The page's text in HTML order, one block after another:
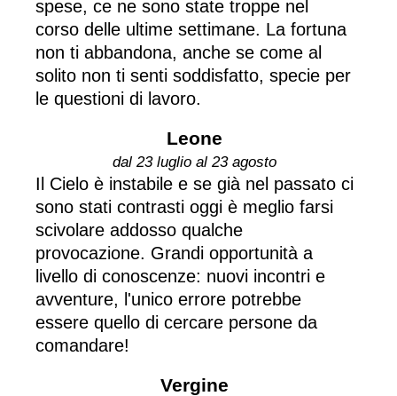
spese, ce ne sono state troppe nel
corso delle ultime settimane. La fortuna
non ti abbandona, anche se come al
solito non ti senti soddisfatto, specie per
le questioni di lavoro.
Leone
dal 23 luglio al 23 agosto
Il Cielo è instabile e se già nel passato ci
sono stati contrasti oggi è meglio farsi
scivolare addosso qualche
provocazione. Grandi opportunità a
livello di conoscenze: nuovi incontri e
avventure, l'unico errore potrebbe
essere quello di cercare persone da
comandare!
Vergine